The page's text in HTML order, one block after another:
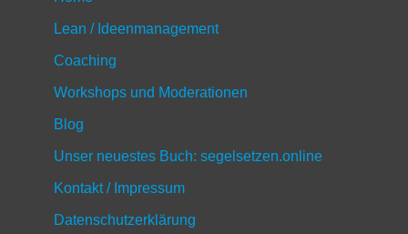
Lean / Ideenmanagement
Coaching
Workshops und Moderationen
Blog
Unser neuestes Buch: segelsetzen.online
Kontakt / Impressum
Datenschutzerklärung